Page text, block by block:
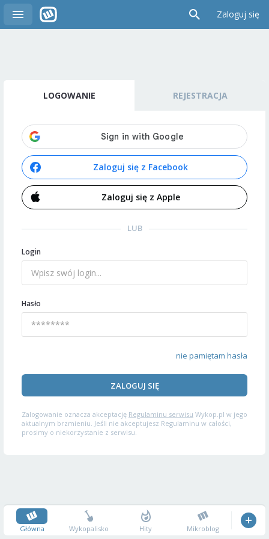
Zaloguj się
LOGOWANIE REJESTRACJA
Zaloguj się z Facebook
Zaloguj się z Apple
LUB
Login
Hasło
nie pamiętam hasła
ZALOGUJ SIĘ
Zalogowanie oznacza akceptację Regulaminu serwisu Wykop.pl w jego
aktualnym brzmieniu. Jeśli nie akceptujesz Regulaminu w całości,
prosimy o niekorzystanie z serwisu.
Główna Wykopalisko Hity Mikroblog